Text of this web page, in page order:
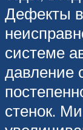
Дефекты
системе
давление
стенок.